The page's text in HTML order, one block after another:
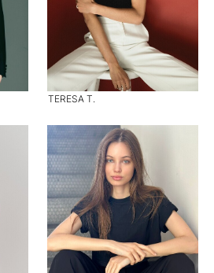
TERESA T.